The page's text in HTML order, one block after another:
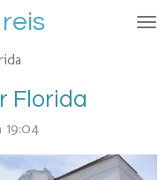
Florida